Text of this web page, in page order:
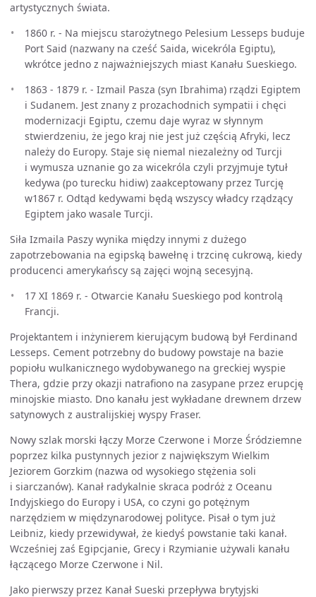
artystycznych świata.
1860 r. - Na miejscu starożytnego Pelesium Lesseps buduje
Port Said (nazwany na cześć Saida, wicekróla Egiptu),
wkrótce jedno z najważniejszych miast Kanału Sueskiego.
1863 - 1879 r. - Izmail Pasza (syn Ibrahima) rządzi Egiptem
i Sudanem. Jest znany z prozachodnich sympatii i chęci
modernizacji Egiptu, czemu daje wyraz w słynnym
stwierdzeniu, że jego kraj nie jest już częścią Afryki, lecz
należy do Europy. Staje się niemal niezależny od Turcji
i wymusza uznanie go za wicekróla czyli przyjmuje tytuł
kedywa (po turecku hidiw) zaakceptowany przez Turcję
w1867 r. Odtąd kedywami będą wszyscy władcy rządzący
Egiptem jako wasale Turcji.
Siła Izmaila Paszy wynika między innymi z dużego
zapotrzebowania na egipską bawełnę i trzcinę cukrową, kiedy
producenci amerykańscy są zajęci wojną secesyjną.
17 XI 1869 r. - Otwarcie Kanału Sueskiego pod kontrolą
Francji.
Projektantem i inżynierem kierującym budową był Ferdinand
Lesseps. Cement potrzebny do budowy powstaje na bazie
popiołu wulkanicznego wydobywanego na greckiej wyspie
Thera, gdzie przy okazji natrafiono na zasypane przez erupcję
minojskie miasto. Dno kanału jest wykładane drewnem drzew
satynowych z australijskiej wyspy Fraser.
Nowy szlak morski łączy Morze Czerwone i Morze Śródziemne
poprzez kilka pustynnych jezior z największym Wielkim
Jeziorem Gorzkim (nazwa od wysokiego stężenia soli
i siarczanów). Kanał radykalnie skraca podróż z Oceanu
Indyjskiego do Europy i USA, co czyni go potężnym
narzędziem w międzynarodowej polityce. Pisał o tym już
Leibniz, kiedy przewidywał, że kiedyś powstanie taki kanał.
Wcześniej zaś Egipcjanie, Grecy i Rzymianie używali kanału
łączącego Morze Czerwone i Nil.
Jako pierwszy przez Kanał Sueski przepływa brytyjski